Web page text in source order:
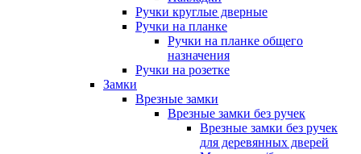
Ручки круглые дверные
Ручки на планке
Ручки на планке общего
назначения
Ручки на розетке
Замки
Врезные замки
Врезные замки без ручек
Врезные замки без ручек
для деревянных дверей